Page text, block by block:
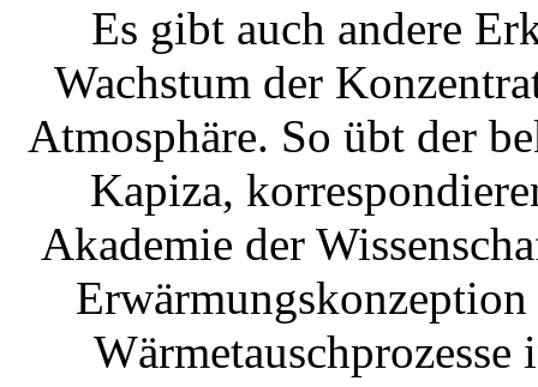
Es gibt auch andere
Wachstum der
Atmosphäre. So übt der
Kapiza,
Akademie der